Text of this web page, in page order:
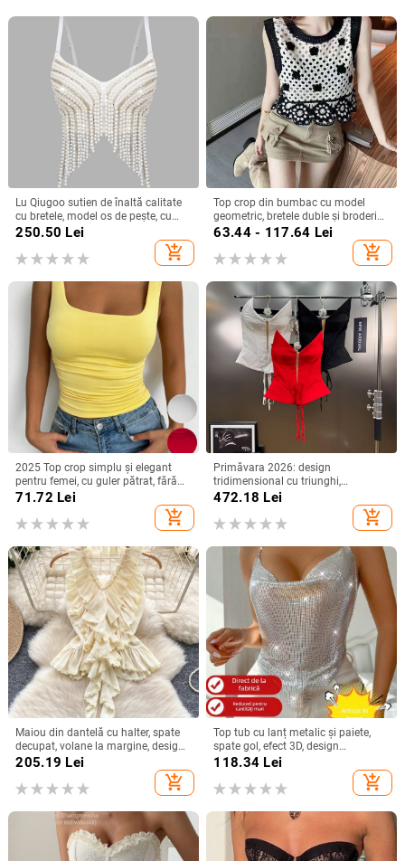
Lu Qiugoo sutien de înaltă calitate
cu bretele, model os de pește, cu
mărgele grele, stil sexy, vestă cu
250.50 Lei
add_shopping_cart
Top crop din bumbac cu model
geometric, bretele duble și broderie
decupată
63.44 - 117.64 Lei
add_shopping_cart
2025 Top crop simplu și elegant
pentru femei, cu guler pătrat, fără
mâneci, cu model european și
71.72 Lei
add_shopping_cart
Primăvara 2026: design
tridimensional cu triunghi,
patchwork perforat, șnur la talie, top
472.18 Lei
add_shopping_cart
Maiou din dantelă cu halter, spate
decupat, volane la margine, design
de vară
205.19 Lei
add_shopping_cart
Top tub cu lanț metalic și paiete,
spate gol, efect 3D, design
neregulat, bretele halter detașabile
118.34 Lei
add_shopping_cart